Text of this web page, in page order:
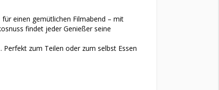
einen gemütlichen Filmabend – mit
findet jeder Genießer seine
zum Teilen oder zum selbst Essen